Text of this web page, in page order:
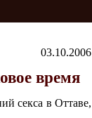
03.10.2006
время
секса в Оттаве,